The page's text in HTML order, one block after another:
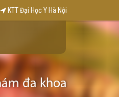
KTT Đại Học Y Hà Nội
đa khoa